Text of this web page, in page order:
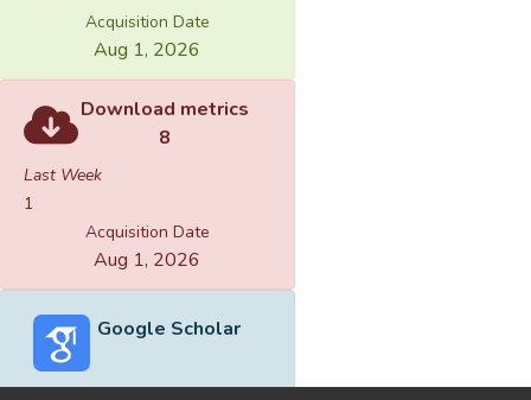
Acquisition Date
Aug 1, 2026
Download metrics
8
Last Week
1
Acquisition Date
Aug 1, 2026
Google Scholar